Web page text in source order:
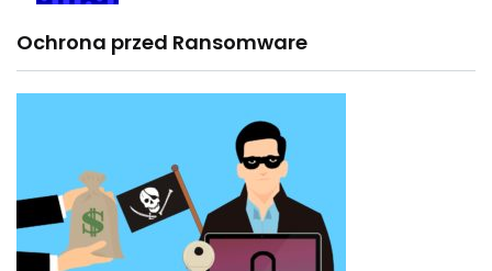
Ochrona przed Ransomware